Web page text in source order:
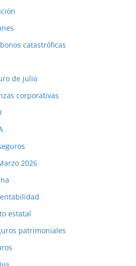
catastróficas
de julio
corporativas
2026
estatal
patrimoniales